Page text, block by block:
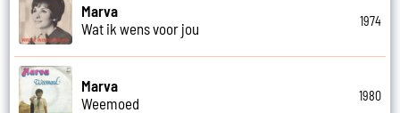
Marva
Wat ik wens voor jou
1974
Marva
Weemoed
1980